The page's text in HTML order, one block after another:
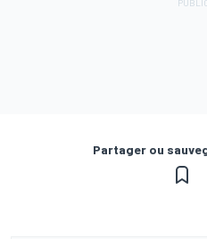
Partager ou